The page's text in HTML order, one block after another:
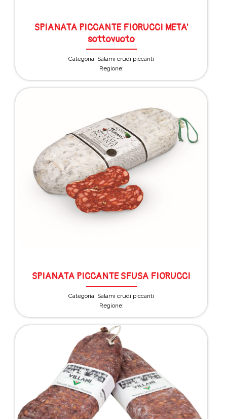
SPIANATA PICCANTE FIORUCCI META'
sottovuoto
Categoria: Salami crudi piccanti
Regione:
SPIANATA PICCANTE SFUSA FIORUCCI
Categoria: Salami crudi piccanti
Regione: